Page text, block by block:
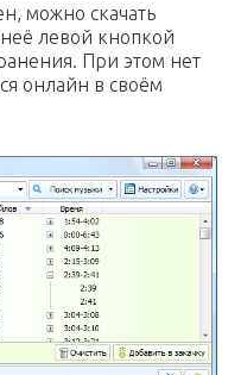
можно скачать
левой кнопкой
При этом нет
онлайн в своём